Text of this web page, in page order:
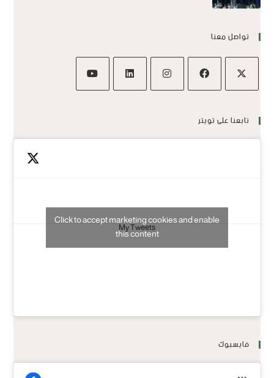
تواصل معنا
تابعنا على تويتر
My Tweets
Click to accept marketing cookies and enable
this content
فايسبوك